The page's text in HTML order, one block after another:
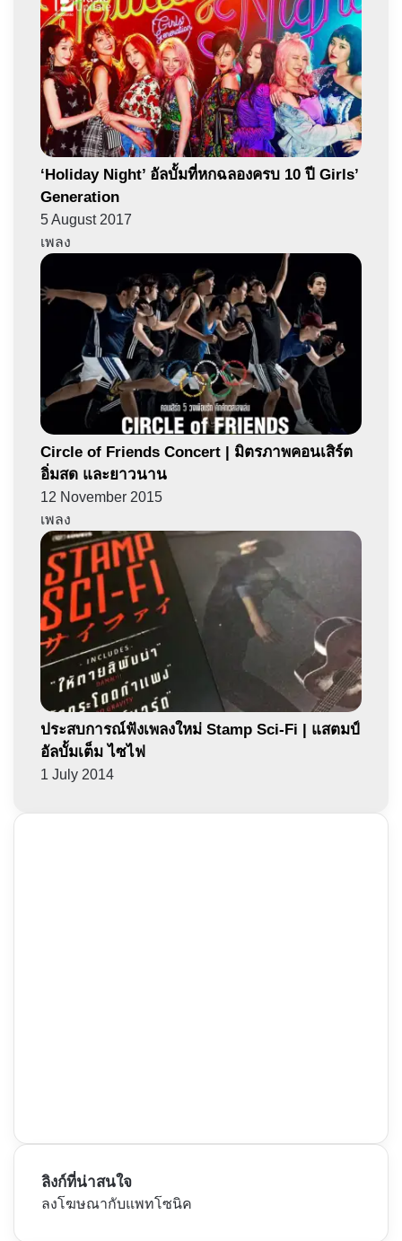
‘Holiday Night’ อัลบั้มที่หกฉลองครบ 10 ปี Girls’
Generation
5 August 2017
เพลง
Circle of Friends Concert | มิตรภาพคอนเสิร์ต
อิ่มสด และยาวนาน
12 November 2015
เพลง
ประสบการณ์ฟังเพลงใหม่ Stamp Sci-Fi | แสตมป์
อัลบั้มเต็ม ไซไฟ
1 July 2014
ลิงก์ที่น่าสนใจ
ลงโฆษณากับแพทโซนิค